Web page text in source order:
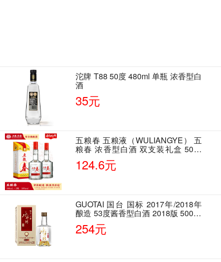
沱牌 T88 50度 480ml 单瓶 浓香型白
酒
35元
五粮春 五粮液（WULIANGYE） 五
粮春 浓香型白酒 双支装礼盒 50度
500ml*2瓶 含酒具
124.6元
GUOTAI 国台 国标 2017年/2018年
酿造 53度酱香型白酒 2018版 500ml
单瓶装
254元